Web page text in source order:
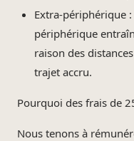
Extra-périphérique
périphérique
raison des
trajet accru.
Pourquoi des frais de
Nous tenons à